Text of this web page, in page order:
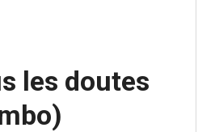
les doutes